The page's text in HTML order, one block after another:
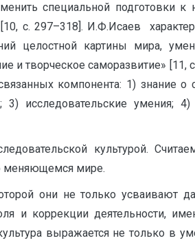
специальной подготовки к
с. 297–318]. И.Ф.Исаев
целостной картины мира,
и творческое саморазвитие» [11,
компонента: 1) знание о
3) исследовательские умения;
культурой.
меняющемся мире.
они не только усваивают
и коррекции деятельности,
выражается не только в